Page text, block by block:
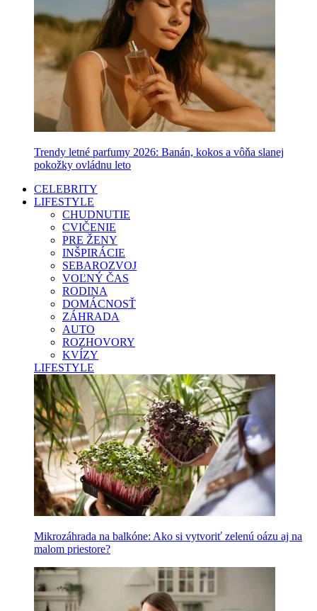
Trendy letné parfumy 2026: Banán, kokos a vôňa slanej
pokožky ovládnu leto
CELEBRITY
LIFESTYLE
CHUDNUTIE
CVIČENIE
PRE ŽENY
INŠPIRÁCIE
SEBAROZVOJ
VOĽNÝ ČAS
RODINA
DOMÁCNOSŤ
ZÁHRADA
AUTO
ROZHOVORY
KVÍZY
LIFESTYLE
Mikrozáhrada na balkóne: Ako si vytvoriť zelenú oázu aj na
malom priestore?